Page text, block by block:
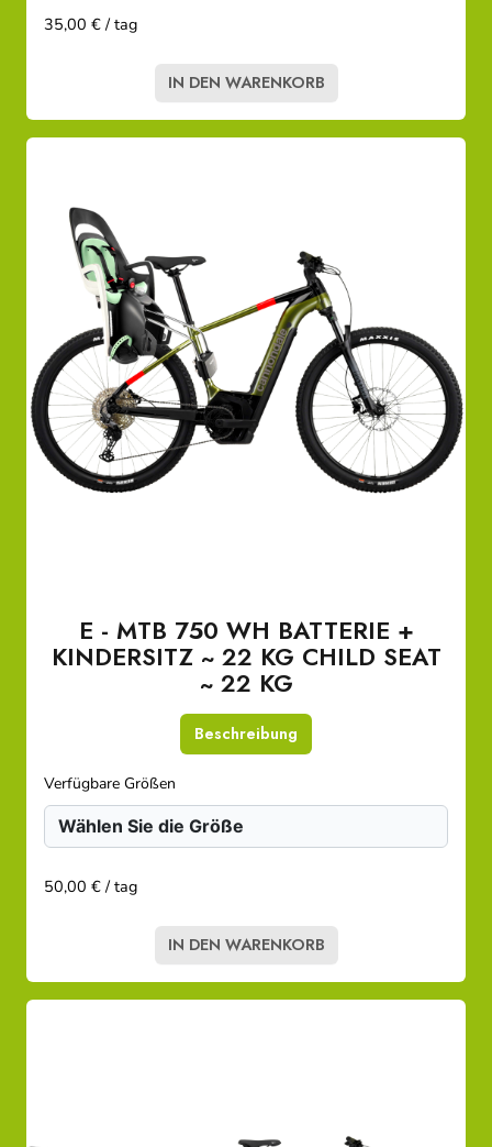
35,00 € / tag
IN DEN WARENKORB
E - MTB 750 WH BATTERIE +
KINDERSITZ ~ 22 KG CHILD SEAT
~ 22 KG
Beschreibung
Verfügbare Größen
50,00 € / tag
IN DEN WARENKORB